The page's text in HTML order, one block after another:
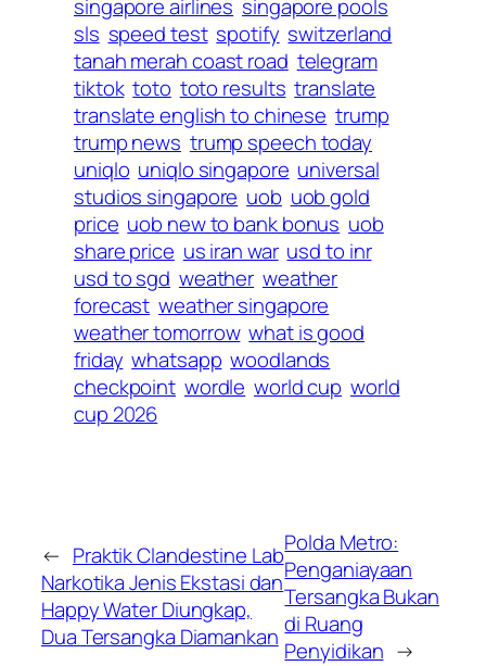
singapore airlines singapore pools
sls speed test spotify switzerland
tanah merah coast road telegram
tiktok toto toto results translate
translate english to chinese trump
trump news trump speech today
uniqlo uniqlo singapore universal
studios singapore uob uob gold
price uob new to bank bonus uob
share price us iran war usd to inr
usd to sgd weather weather
forecast weather singapore
weather tomorrow what is good
friday whatsapp woodlands
checkpoint wordle world cup world
cup 2026
← Praktik Clandestine Lab
Narkotika Jenis Ekstasi dan
Happy Water Diungkap,
Dua Tersangka Diamankan
Polda Metro:
Penganiayaan
Tersangka Bukan
di Ruang
Penyidikan →